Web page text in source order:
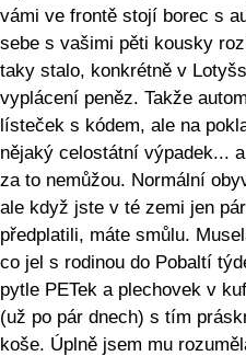
vámi ve frontě stojí borec s
sebe s vašimi pěti kousky
taky stalo, konkrétně v
vyplácení peněz. Takže
lísteček s kódem, ale na
nějaký celostátní výpadek...
za to nemůžou. Normální
ale když jste v té zemi jen
předplatili, máte smůlu.
co jel s rodinou do Pobaltí
pytle PETek a plechovek v
(už po pár dnech) s tím
koše. Úplně jsem mu